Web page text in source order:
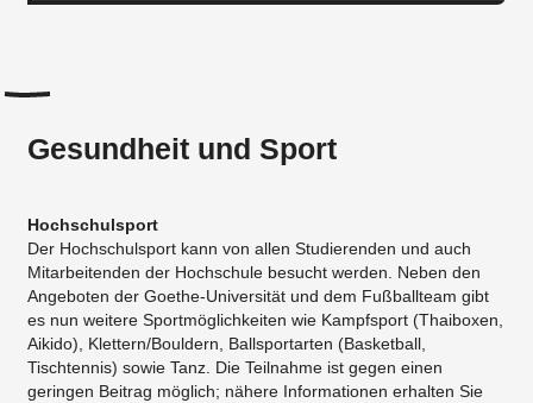
Gesundheit und Sport
Hochschulsport
Der Hochschulsport kann von allen Studierenden und auch
Mitarbeitenden der Hochschule besucht werden. Neben den
Angeboten der Goethe-Universität und dem Fußballteam gibt
es nun weitere Sportmöglichkeiten wie Kampfsport (Thaiboxen,
Aikido), Klettern/Bouldern, Ballsportarten (Basketball,
Tischtennis) sowie Tanz. Die Teilnahme ist gegen einen
geringen Beitrag möglich; nähere Informationen erhalten Sie